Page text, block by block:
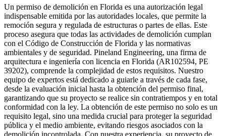
Un permiso de demolición en Florida es una autorización legal
indispensable emitida por las autoridades locales, que permite la
remoción segura y regulada de estructuras o partes de ellas. Este
proceso asegura que todas las actividades de demolición cumplan
con el Código de Construcción de Florida y las normativas
ambientales y de seguridad. Pineland Engineering, una firma de
arquitectura e ingeniería con licencia en Florida (AR102594, PE
39202), comprende la complejidad de estos requisitos. Nuestro
equipo de expertos está dedicado a guiarle a través de cada fase,
desde la evaluación inicial hasta la obtención del permiso final,
garantizando que su proyecto se realice sin contratiempos y en total
conformidad con la ley. La obtención de este permiso no solo es un
requisito legal, sino una medida crucial para proteger la seguridad
pública y el medio ambiente, evitando riesgos asociados con la
demolición incontrolada. Con nuestra experiencia, su proyecto de